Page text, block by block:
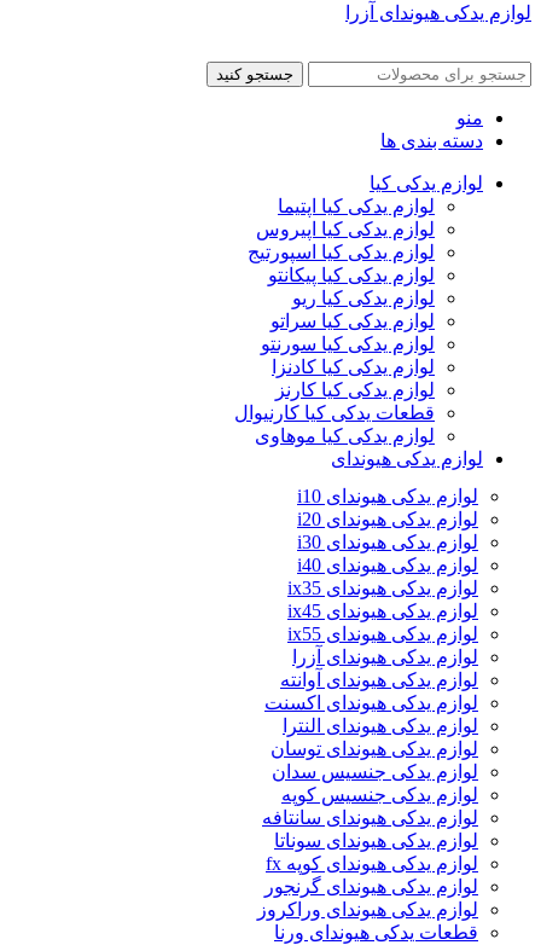
لوازم یدکی هیوندای آزرا
جستجو کنید
منو
دسته بندی ها
لوازم یدکی کیا
لوازم یدکی کیا اپتیما
لوازم یدکی کیا اپیروس
لوازم یدکی کیا اسپورتیج
لوازم یدکی کیا پیکانتو
لوازم یدکی کیا ریو
لوازم یدکی کیا سراتو
لوازم یدکی کیا سورنتو
لوازم یدکی کیا کادنزا
لوازم یدکی کیا کارنز
قطعات یدکی کیا کارنیوال
لوازم یدکی کیا موهاوی
لوازم یدکی هیوندای
لوازم یدکی هیوندای i10
لوازم یدکی هیوندای i20
لوازم یدکی هیوندای i30
لوازم یدکی هیوندای i40
لوازم یدکی هیوندای ix35
لوازم یدکی هیوندای ix45
لوازم یدکی هیوندای ix55
لوازم یدکی هیوندای آزرا
لوازم یدکی هیوندای آوانته
لوازم یدکی هیوندای اکسنت
لوازم یدکی هیوندای النترا
لوازم یدکی هیوندای توسان
لوازم یدکی جنسیس سدان
لوازم یدکی جنسیس کوپه
لوازم یدکی هیوندای سانتافه
لوازم یدکی هیوندای سوناتا
لوازم یدکی هیوندای کوپه fx
لوازم یدکی هیوندای گرنجور
لوازم یدکی هیوندای وراکروز
قطعات یدکی هیوندای ورنا